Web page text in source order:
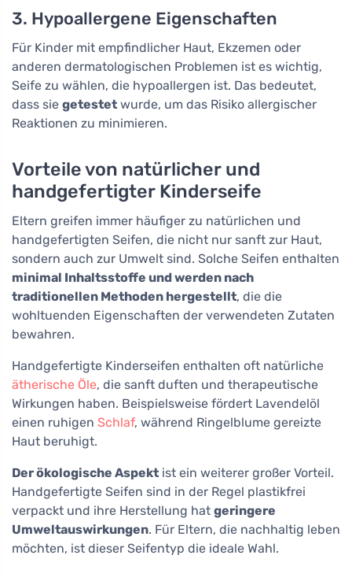
3. Hypoallergene Eigenschaften
Für Kinder mit empfindlicher Haut, Ekzemen oder
anderen dermatologischen Problemen ist es wichtig,
Seife zu wählen, die hypoallergen ist. Das bedeutet,
dass sie getestet wurde, um das Risiko allergischer
Reaktionen zu minimieren.
Vorteile von natürlicher und
handgefertigter Kinderseife
Eltern greifen immer häufiger zu natürlichen und
handgefertigten Seifen, die nicht nur sanft zur Haut,
sondern auch zur Umwelt sind. Solche Seifen enthalten
minimal Inhaltsstoffe und werden nach
traditionellen Methoden hergestellt, die die
wohltuenden Eigenschaften der verwendeten Zutaten
bewahren.
Handgefertigte Kinderseifen enthalten oft natürliche
ätherische Öle, die sanft duften und therapeutische
Wirkungen haben. Beispielsweise fördert Lavendelöl
einen ruhigen Schlaf, während Ringelblume gereizte
Haut beruhigt.
Der ökologische Aspekt ist ein weiterer großer Vorteil.
Handgefertigte Seifen sind in der Regel plastikfrei
verpackt und ihre Herstellung hat geringere
Umweltauswirkungen. Für Eltern, die nachhaltig leben
möchten, ist dieser Seifentyp die ideale Wahl.